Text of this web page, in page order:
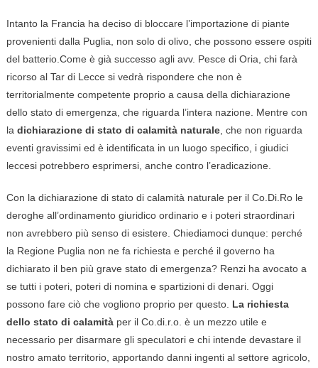
Intanto la Francia ha deciso di bloccare l’importazione di piante
provenienti dalla Puglia, non solo di olivo, che possono essere ospiti
del batterio.Come è già successo agli avv. Pesce di Oria, chi farà
ricorso al Tar di Lecce si vedrà rispondere che non è
territorialmente competente proprio a causa della dichiarazione
dello stato di emergenza, che riguarda l’intera nazione. Mentre con
la dichiarazione di stato di calamità naturale, che non riguarda
eventi gravissimi ed è identificata in un luogo specifico, i giudici
leccesi potrebbero esprimersi, anche contro l’eradicazione.
Con la dichiarazione di stato di calamità naturale per il Co.Di.Ro le
deroghe all’ordinamento giuridico ordinario e i poteri straordinari
non avrebbero più senso di esistere. Chiediamoci dunque: perché
la Regione Puglia non ne fa richiesta e perché il governo ha
dichiarato il ben più grave stato di emergenza? Renzi ha avocato a
se tutti i poteri, poteri di nomina e spartizioni di denari. Oggi
possono fare ciò che vogliono proprio per questo. La richiesta
dello stato di calamitàper il Co.di.r.o. è un mezzo utile e
necessario per disarmare gli speculatori e chi intende devastare il
nostro amato territorio, apportando danni ingenti al settore agricolo,